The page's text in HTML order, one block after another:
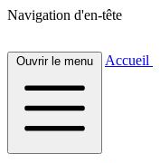
Navigation d'en-tête
Ouvrir le menu Accueil